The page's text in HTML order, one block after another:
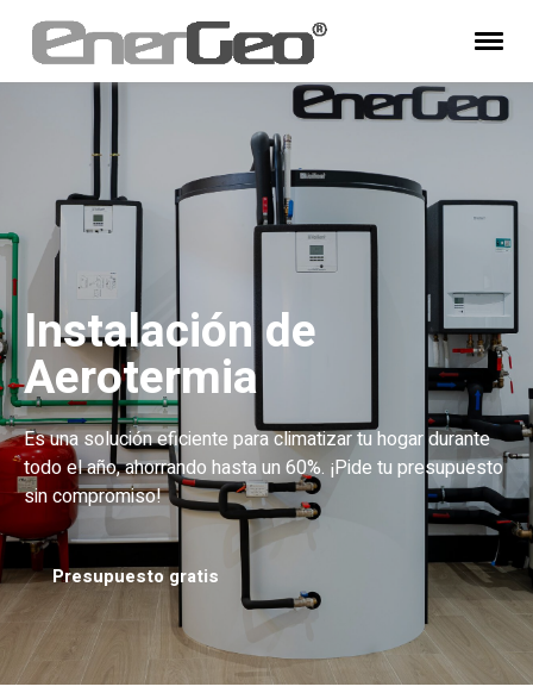
Instalación de
Aerotermia
Es una solución eficiente para climatizar tu hogar durante
todo el año, ahorrando hasta un 60%. ¡Pide tu presupuesto
sin compromiso!
Presupuesto gratis